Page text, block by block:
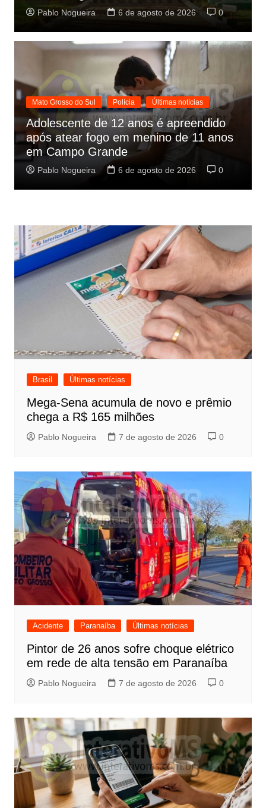
Pablo Nogueira 6 de agosto de 2026 0
Mato Grosso do Sul Polícia Últimas notícias
Adolescente de 12 anos é apreendido
após atear fogo em menino de 11 anos
em Campo Grande
Pablo Nogueira 6 de agosto de 2026 0
Brasil Últimas notícias
Mega-Sena acumula de novo e prêmio
chega a R$ 165 milhões
Pablo Nogueira 7 de agosto de 2026 0
Acidente Paranaíba Últimas notícias
Pintor de 26 anos sofre choque elétrico
em rede de alta tensão em Paranaíba
Pablo Nogueira 7 de agosto de 2026 0